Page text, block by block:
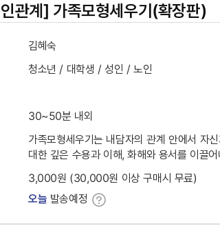
관계] 가족모형세우기(확장판)
김혜숙
청소년 / 대학생 / 성인 / 노인
30~50분 내외
가족모형세우기는 내담자의 관계 안에서 자
대한 깊은 수용과 이해, 화해와 용서를 이끌
3,000원 (30,000원 이상 구매시 무료)
오늘 발송예정